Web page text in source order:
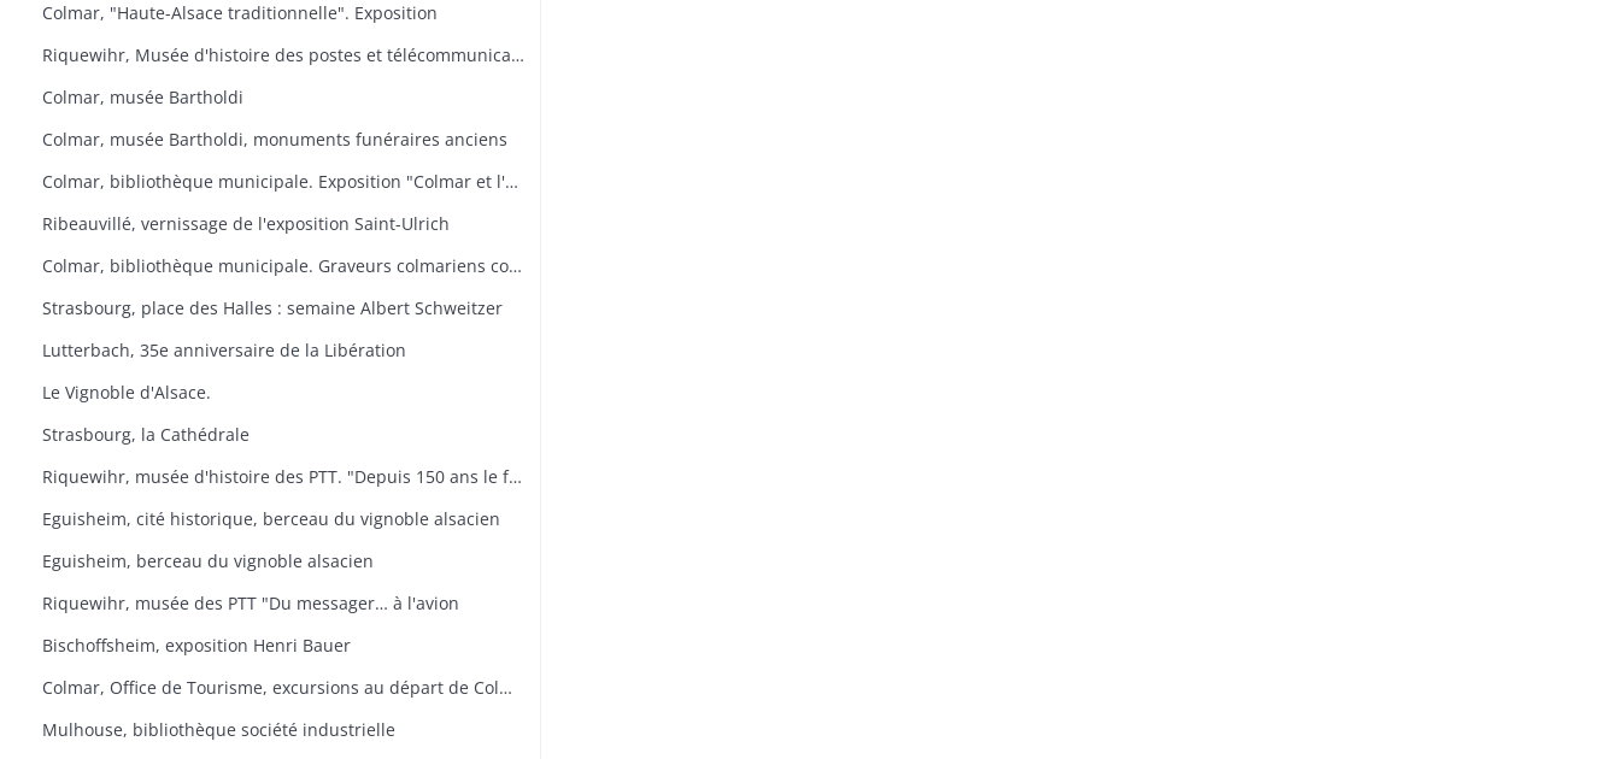
Colmar, "Haute-Alsace traditionnelle". Exposition
Riquewihr, Musée d'histoire des postes et télécommunications. "Facteur ? L'Europe s'il-vous-plaît
Colmar, musée Bartholdi
Colmar, musée Bartholdi, monuments funéraires anciens
Colmar, bibliothèque municipale. Exposition "Colmar et l'Ex-lbiris
Ribeauvillé, vernissage de l'exposition Saint-Ulrich
Colmar, bibliothèque municipale. Graveurs colmariens contemporains
Strasbourg, place des Halles : semaine Albert Schweitzer
Lutterbach, 35e anniversaire de la Libération
Le Vignoble d'Alsace.
Strasbourg, la Cathédrale
Riquewihr, musée d'histoire des PTT. "Depuis 150 ans le facteur de campagne
Eguisheim, cité historique, berceau du vignoble alsacien
Eguisheim, berceau du vignoble alsacien
Riquewihr, musée des PTT "Du messager… à l'avion
Bischoffsheim, exposition Henri Bauer
Colmar, Office de Tourisme, excursions au départ de Colmar
Mulhouse, bibliothèque société industrielle